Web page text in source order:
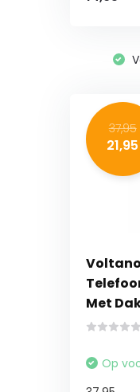
37,95
21,95
Met
Op